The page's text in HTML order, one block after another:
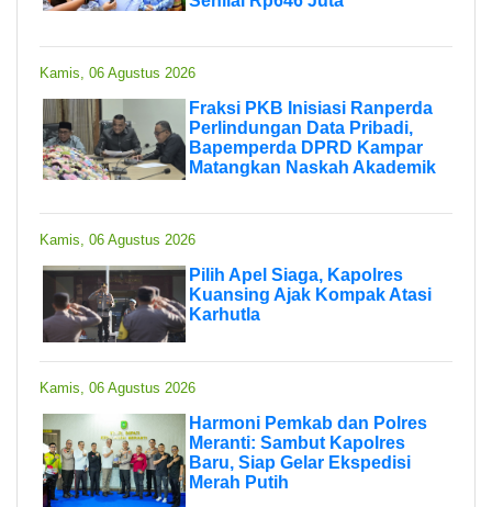
Kamis, 06 Agustus 2026
Fraksi PKB Inisiasi Ranperda
Perlindungan Data Pribadi,
Bapemperda DPRD Kampar
Matangkan Naskah Akademik
Kamis, 06 Agustus 2026
Pilih Apel Siaga, Kapolres
Kuansing Ajak Kompak Atasi
Karhutla
Kamis, 06 Agustus 2026
Harmoni Pemkab dan Polres
Meranti: Sambut Kapolres
Baru, Siap Gelar Ekspedisi
Merah Putih